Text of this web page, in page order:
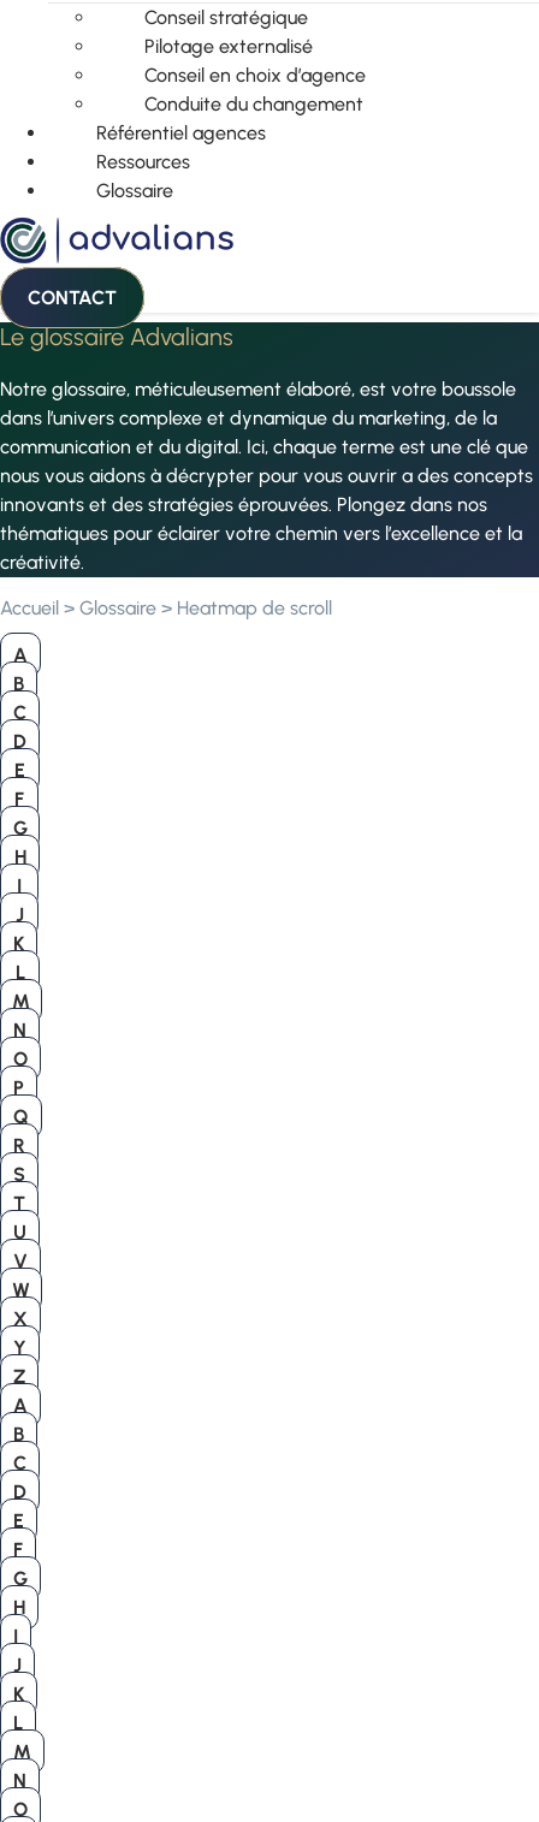
Conseil stratégique
Pilotage externalisé
Conseil en choix d’agence
Conduite du changement
Référentiel agences
Ressources
Glossaire
CONTACT
Le glossaire Advalians
Notre glossaire, méticuleusement élaboré, est votre boussole
dans l’univers complexe et dynamique du marketing, de la
communication et du digital. Ici, chaque terme est une clé que
nous vous aidons à décrypter pour vous ouvrir a des concepts
innovants et des stratégies éprouvées. Plongez dans nos
thématiques pour éclairer votre chemin vers l’excellence et la
créativité.
Accueil > Glossaire > Heatmap de scroll
A
B
C
D
E
F
G
H
I
J
K
L
M
N
O
P
Q
R
S
T
U
V
W
X
Y
Z
A
B
C
D
E
F
G
H
I
J
K
L
M
N
O